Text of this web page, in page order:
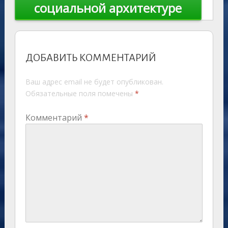
социальной архитектуре
ДОБАВИТЬ КОММЕНТАРИЙ
Ваш адрес email не будет опубликован.
Обязательные поля помечены *
Комментарий *